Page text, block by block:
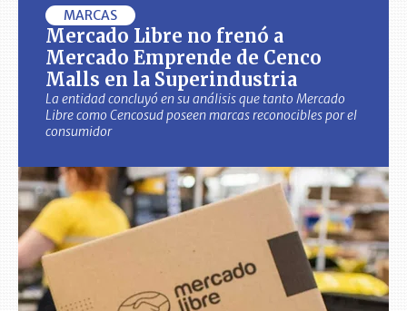
MARCAS
Mercado Libre no frenó a
Mercado Emprende de Cenco
Malls en la Superindustria
La entidad concluyó en su análisis que tanto Mercado
Libre como Cencosud poseen marcas reconocibles por el
consumidor